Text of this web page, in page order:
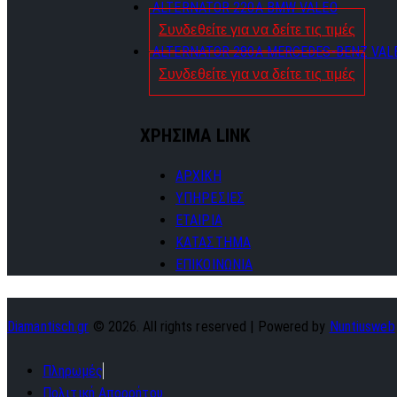
ALTERNATOR 220A BMW VALEO
Συνδεθείτε για να δείτε τις τιμές
ALTERNATOR 280A MERCEDES-BENZ
Συνδεθείτε για να δείτε τις τιμές
ΧΡΗΣΙΜΑ LINK
ΑΡΧΙΚΗ
ΥΠΗΡΕΣΙΕΣ
ΕΤΑΙΡΙΑ
ΚΑΤΑΣΤΗΜΑ
ΕΠΙΚΟΙΝΩΝΙΑ
Diamantisch.gr © 2026. All rights reserved | Powered by Nuntiusweb
Πληρωμές
Πολιτική Απορρήτου